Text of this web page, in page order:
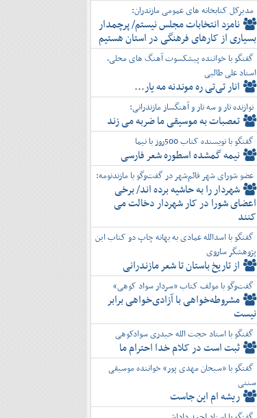
مدیرکل کتابخانه های عمومی مازندران:
نامزد انتخابات مجلس نیستم/ پرچمدار
بسیاری از کارهای فرهنگی در استان هستیم
گفتگو با خواننده پیشکسوت آهنگ های محلی،
استاد علی طالبی
انار تی‌تی ره موندنه مه یار...
نوازنده تار و سه تار و آهنگساز مازندرانی:
تعصبات به موسیقی ما ضربه می زند
گفتگو با نویسنده کتاب 500روز با نیما
نیمه گمشده اسطوره شعر فارسی
عضو شورای شهر قائم‌شهر در گفت‌و‌گو با مازندنومه:
شهردار را به حاشیه برده اند/ برخی
اعضای شورا در کار شهردار دخالت می
کنند
گفتگو با اسدالله عمادی به بهانه چاپ دو کتاب این
پژوهشگر ساروی
از تاریخ باستان تا شعر مازندرانی
گفت‌وگو با مولف کتاب «سردار سواد کوهی»
مشروطه‌خواهی با آزادی‌خواهی برابر
نیست
گفتگو با استاد حجت الله حیدری سوادکوهی
ثبت است در کلام خدا احترام ما
گفتگو با «سبحان مهدی پور» خواننده موسیقی
سنتی
ریشه ام این جاست